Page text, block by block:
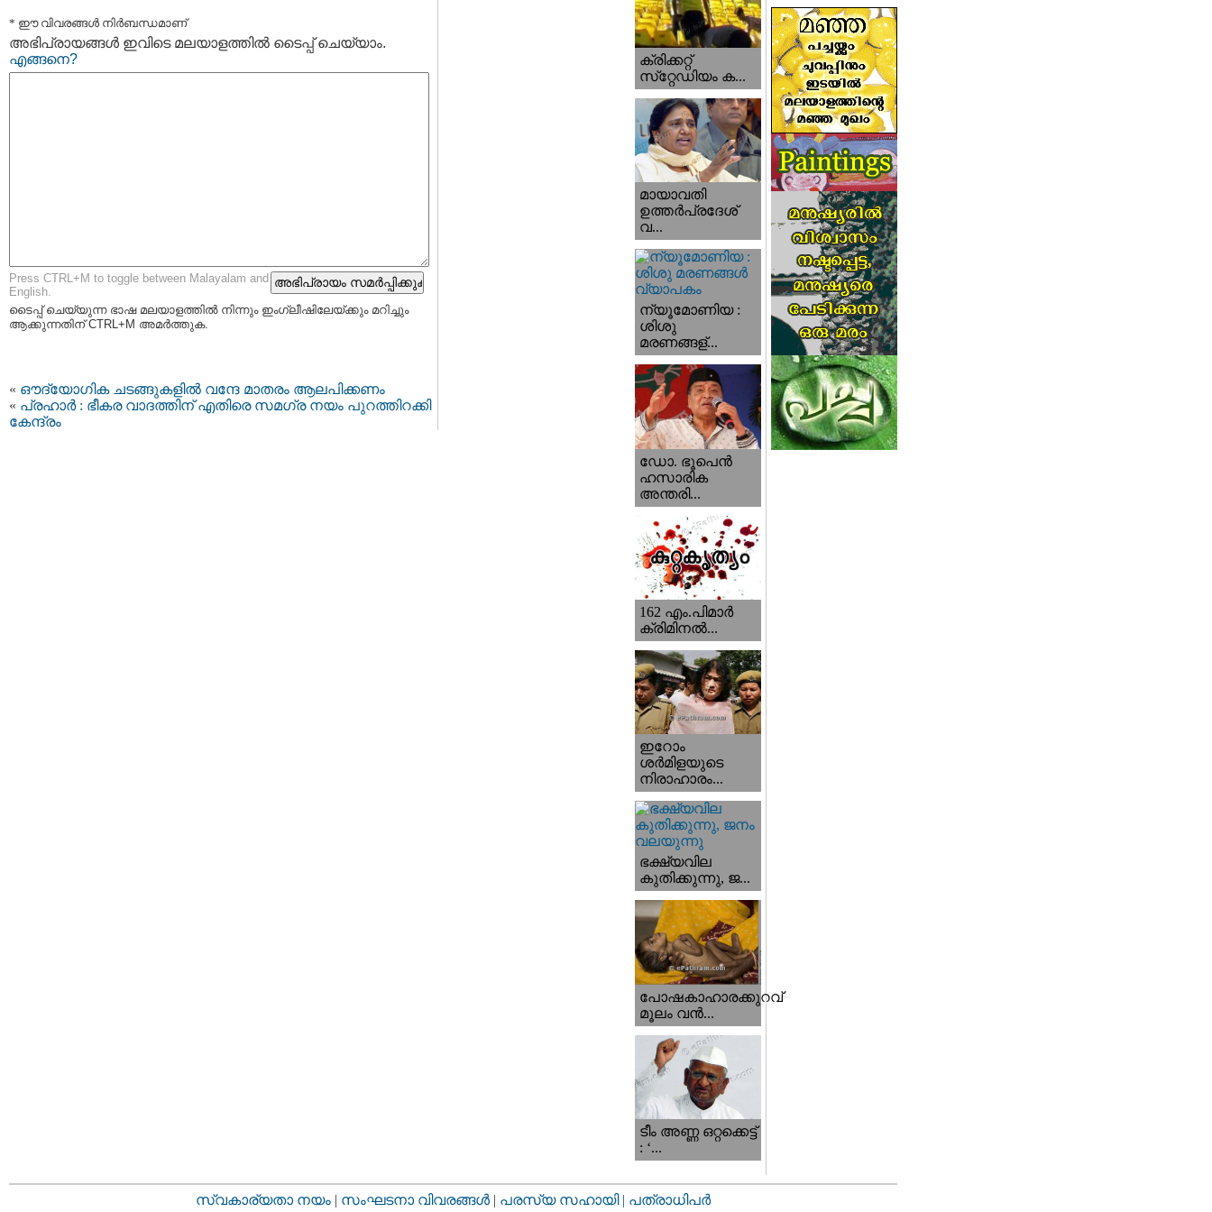
* ഈ വിവരങ്ങള്‍ നിര്‍ബന്ധമാണ്
അഭിപ്രായങ്ങള്‍ ഇവിടെ മലയാളത്തില്‍ ടൈപ്പ് ചെയ്യാം.
എങ്ങനെ?
Press CTRL+M to toggle between Malayalam and
English.
ടൈപ്പ്‌ ചെയ്യുന്ന ഭാഷ മലയാളത്തില്‍ നിന്നും ഇംഗ്ലീഷിലേയ്ക്കും മറിച്ചും
ആക്കുന്നതിന് CTRL+M അമര്‍ത്തുക.
« ഔദ്യോഗിക ചടങ്ങുകളില്‍ വന്ദേ മാതരം ആലപിക്കണം
« പ്രഹാർ : ഭീകര വാദത്തിന് എതിരെ സമഗ്ര നയം പുറത്തിറക്കി
കേന്ദ്രം
ക്രിക്കറ്റ്
സ്‌റ്റേഡിയം ക...
മായാവതി
ഉത്തര്‍പ്രദേശ്‌
വ...
ന്യൂമോണിയ :
ശിശു
മരണങ്ങള്...
ഡോ. ഭൂപെന്‍
ഹസാരിക
അന്തരി...
162 എം.പിമാര്‍
ക്രിമിനല്‍...
ഇറോം
ശര്‍മിളയുടെ
നിരാഹാരം...
ഭക്ഷ്യവില
കുതിക്കുന്നു, ജ...
പോഷകാഹാരക്കുറവ്
മൂലം വന്‍...
ടീം അണ്ണ ഒറ്റക്കെട്ട്
: ‘...
സ്വകാര്യതാ നയം | സംഘടനാ വിവരങ്ങള്‍ | പരസ്യ സഹായി | പത്രാധിപര്‍